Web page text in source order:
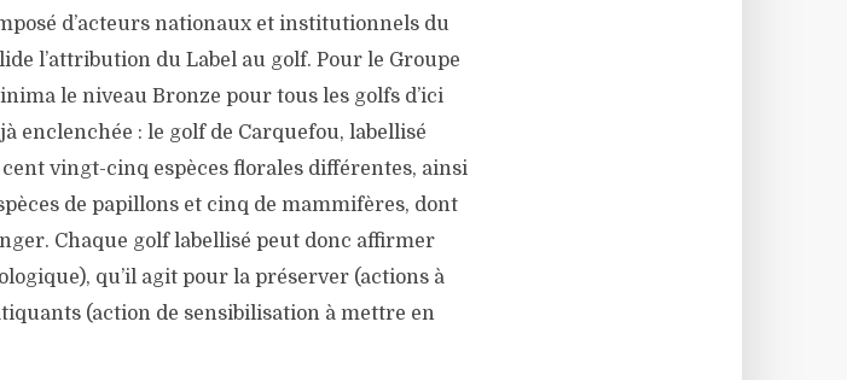
d’acteurs nationaux et institutionnels du
l’attribution du Label au golf. Pour le Groupe
le niveau Bronze pour tous les golfs d’ici
enclenchée : le golf de Carquefou, labellisé
vingt-cinq espèces florales différentes, ainsi
de papillons et cinq de mammifères, dont
Chaque golf labellisé peut donc affirmer
qu’il agit pour la préserver (actions à
(action de sensibilisation à mettre en